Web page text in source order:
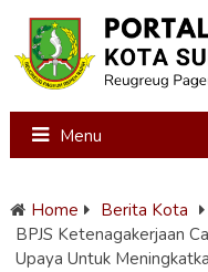
Menu
Home Berita Kota
BPJS Ketenagakerjaan
Upaya Untuk